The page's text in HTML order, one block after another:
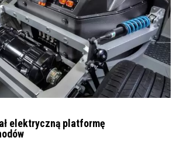
elektryczną platformę